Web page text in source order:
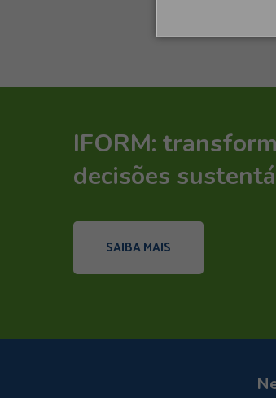
IFORM:
decisões
SAIBA MAIS